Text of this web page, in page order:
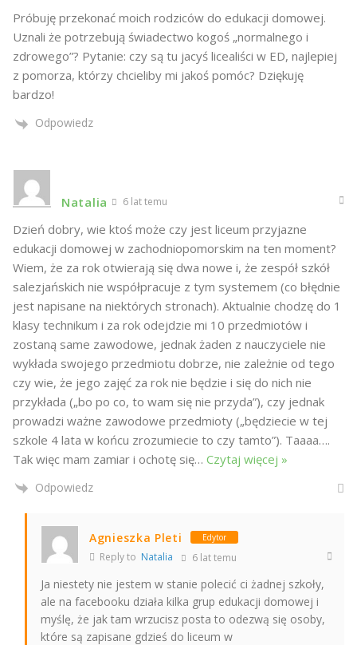
Próbuję przekonać moich rodziców do edukacji domowej.
Uznali że potrzebują świadectwo kogoś „normalnego i
zdrowego”? Pytanie: czy są tu jacyś licealiści w ED, najlepiej
z pomorza, którzy chcieliby mi jakoś pomóc? Dziękuję
bardzo!
Odpowiedz
Natalia 6 lat temu
Dzień dobry, wie ktoś może czy jest liceum przyjazne
edukacji domowej w zachodniopomorskim na ten moment?
Wiem, że za rok otwierają się dwa nowe i, że zespół szkół
salezjańskich nie współpracuje z tym systemem (co błędnie
jest napisane na niektórych stronach). Aktualnie chodzę do 1
klasy technikum i za rok odejdzie mi 10 przedmiotów i
zostaną same zawodowe, jednak żaden z nauczyciele nie
wykłada swojego przedmiotu dobrze, nie zależnie od tego
czy wie, że jego zajęć za rok nie będzie i się do nich nie
przykłada („bo po co, to wam się nie przyda”), czy jednak
prowadzi ważne zawodowe przedmioty („będziecie w tej
szkole 4 lata w końcu zrozumiecie to czy tamto”). Taaaa….
Tak więc mam zamiar i ochotę się… Czytaj więcej »
Odpowiedz
Agnieszka Pleti Edytor
Reply to Natalia 6 lat temu
Ja niestety nie jestem w stanie polecić ci żadnej szkoły,
ale na facebooku działa kilka grup edukacji domowej i
myślę, że jak tam wrzucisz posta to odezwą się osoby,
które są zapisane gdzieś do liceum w